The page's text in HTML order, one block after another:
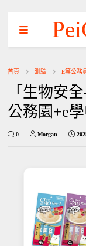
首頁 測驗 E等公務
「生物安
公務園+e
0 Morgan